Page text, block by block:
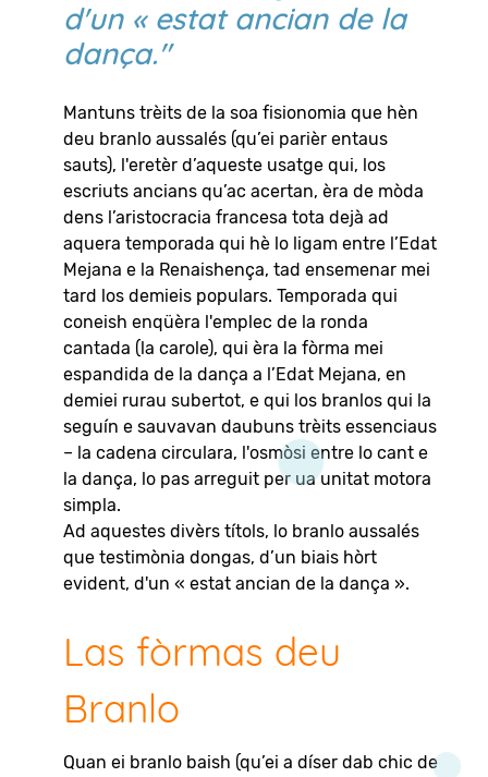
d'un « estat ancian de la
dança."
Mantuns trèits de la soa fisionomia que hèn
deu branlo aussalés (qu’ei parièr entaus
sauts), l'eretèr d’aqueste usatge qui, los
escriuts ancians qu’ac acertan, èra de mòda
dens l’aristocracia francesa tota dejà ad
aquera temporada qui hè lo ligam entre l’Edat
Mejana e la Renaishença, tad ensemenar mei
tard los demieis populars. Temporada qui
coneish enqüèra l'emplec de la ronda
cantada (la carole), qui èra la fòrma mei
espandida de la dança a l’Edat Mejana, en
demiei rurau subertot, e qui los branlos qui la
seguín e sauvavan daubuns trèits essenciaus
– la cadena circulara, l'osmòsi entre lo cant e
la dança, lo pas arreguit per ua unitat motora
simpla.
Ad aquestes divèrs títols, lo branlo aussalés
que testimònia dongas, d’un biais hòrt
evident, d'un « estat ancian de la dança ».
Las fòrmas deu
Branlo
Quan ei branlo baish (qu’ei a díser dab chic de